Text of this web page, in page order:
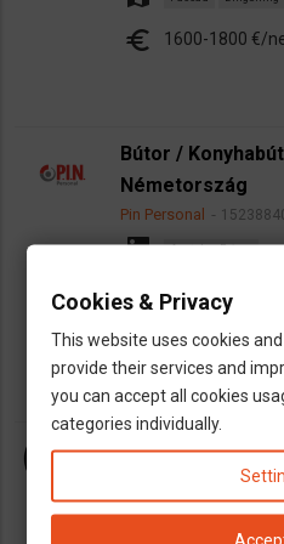
euro 1600-1800 €/
Bútor /
Németország
Pin Personal
dns Asztalos, Faipar
map Anzing
euro 10€/óra +
CNC
- Németország
euwork 1522229092
Cookies & Privacy
This website uses cookies
provide their services and
you can accept all cookies
categories individually.